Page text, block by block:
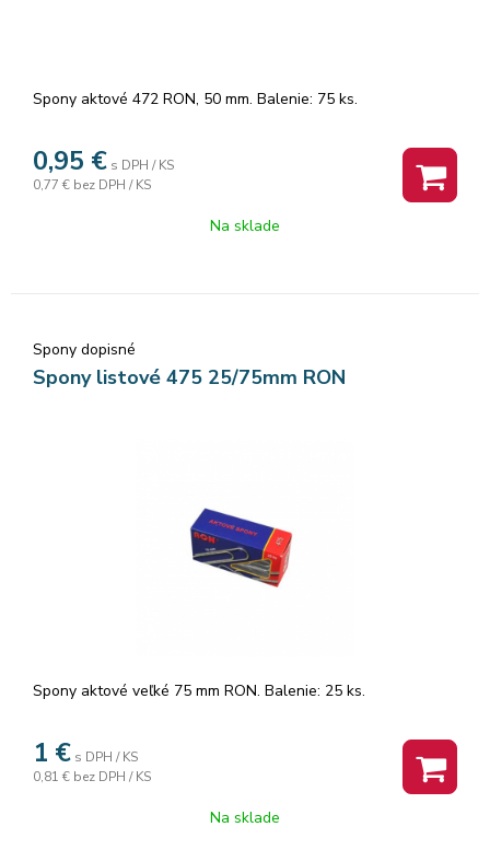
Spony aktové 472 RON, 50 mm. Balenie: 75 ks.
0,95 € s DPH / KS
0,77 € bez DPH / KS
Na sklade
Spony dopisné
Spony listové 475 25/75mm RON
Spony aktové veľké 75 mm RON. Balenie: 25 ks.
1 € s DPH / KS
0,81 € bez DPH / KS
Na sklade